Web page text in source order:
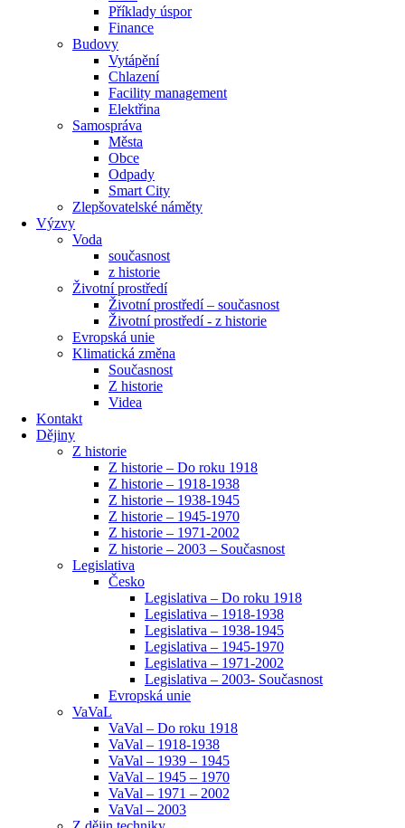
Příklady úspor
Finance
Budovy
Vytápění
Chlazení
Facility management
Elektřina
Samospráva
Města
Obce
Odpady
Smart City
Zlepšovatelské náměty
Výzvy
Voda
současnost
z historie
Životní prostředí
Životní prostředí – současnost
Životní prostředí ​- z historie
Evropská unie
Klimatická změna
Současnost
Z historie
Videa
Kontakt
Dějiny
Z historie
Z historie – Do roku 1918
Z historie – 1918-1938
Z historie – 1938-1945
Z historie – 1945-1970
Z historie – 1971-2002
Z historie – 2003 – Současnost
Legislativa
Česko
Legislativa – Do roku 1918
Legislativa – 1918-1938
Legislativa – 1938-1945
Legislativa – 1945-1970
Legislativa – 1971-2002
Legislativa – 2003- Současnost
Evropská unie
VaVaL
VaVal – Do roku 1918
VaVal – 1918-1938
VaVal – 1939 – 1945
VaVal – 1945 – 1970
VaVal – 1971 – 2002
VaVal – 2003